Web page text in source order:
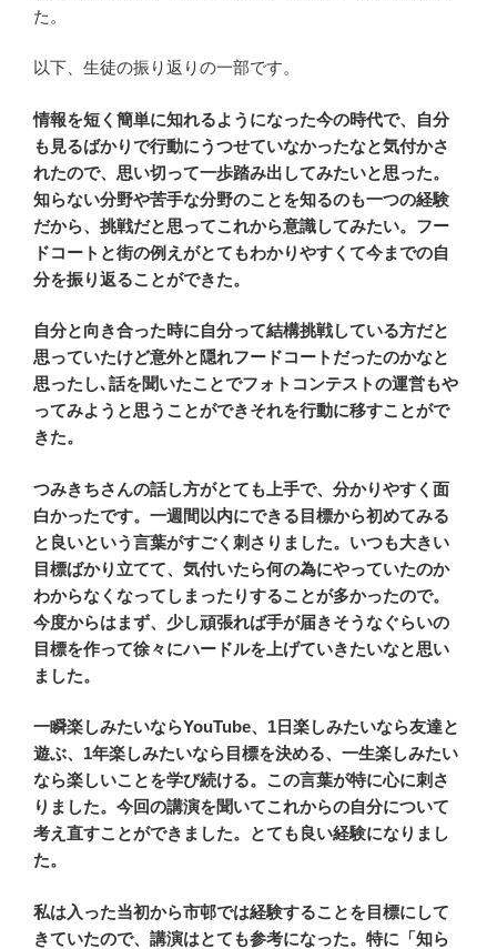
た。
以下、生徒の振り返りの一部です。
情報を短く簡単に知れるようになった今の時代で、自分
も見るばかりで行動にうつせていなかったなと気付かさ
れたので、思い切って一歩踏み出してみたいと思った。
知らない分野や苦手な分野のことを知るのも一つの経験
だから、挑戦だと思ってこれから意識してみたい。フー
ドコートと街の例えがとてもわかりやすくて今までの自
分を振り返ることができた。
自分と向き合った時に自分って結構挑戦している方だと
思っていたけど意外と隠れフードコートだったのかなと
思ったし､話を聞いたことでフォトコンテストの運営もや
ってみようと思うことができそれを行動に移すことがで
きた。
つみきちさんの話し方がとても上手で、分かりやすく面
白かったです。一週間以内にできる目標から初めてみる
と良いという言葉がすごく刺さりました。いつも大きい
目標ばかり立てて、気付いたら何の為にやっていたのか
わからなくなってしまったりすることが多かったので。
今度からはまず、少し頑張れば手が届きそうなぐらいの
目標を作って徐々にハードルを上げていきたいなと思い
ました。
一瞬楽しみたいならYouTube、1日楽しみたいなら友達と
遊ぶ、1年楽しみたいなら目標を決める、一生楽しみたい
なら楽しいことを学び続ける。この言葉が特に心に刺さ
りました。今回の講演を聞いてこれからの自分について
考え直すことができました。とても良い経験になりまし
た。
私は入った当初から市邨では経験することを目標にして
きていたので、講演はとても参考になった。特に「知ら